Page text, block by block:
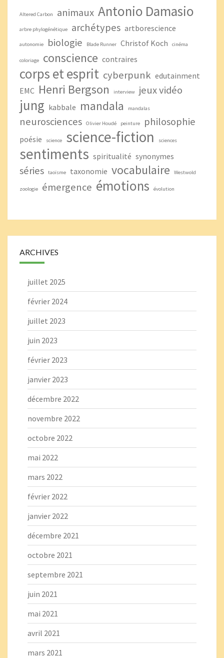
Altered Carbon animaux Antonio Damasio
arbre phylogénétique archétypes artborescience
autonomie biologie Blade Runner Christof Koch cinéma
coloriage conscience contraires
corps et esprit cyberpunk edutainment
EMC Henri Bergson interview jeux vidéo
jung kabbale mandala mandalas
neurosciences Olivier Houdé peinture philosophie
poésie science science-fiction sciences
sentiments spiritualité synonymes
séries taoïsme taxonomie vocabulaire Westwold
zoologie émergence émotions évolution
ARCHIVES
juillet 2025
février 2024
juillet 2023
juin 2023
février 2023
janvier 2023
décembre 2022
novembre 2022
octobre 2022
mai 2022
mars 2022
février 2022
janvier 2022
décembre 2021
octobre 2021
septembre 2021
juin 2021
mai 2021
avril 2021
mars 2021